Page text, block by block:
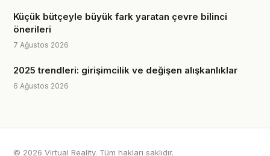
Küçük bütçeyle büyük fark yaratan çevre bilinci
önerileri
7 Ağustos 2026
2025 trendleri: girişimcilik ve değişen alışkanlıklar
6 Ağustos 2026
© 2026 Virtual Reality. Tüm hakları saklıdır.